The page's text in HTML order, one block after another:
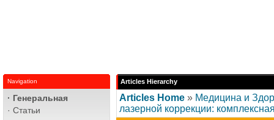
Navigation
· Генеральная
· Статьи
Articles Hierarchy
Articles Home » Медицина и
лазерной коррекции: